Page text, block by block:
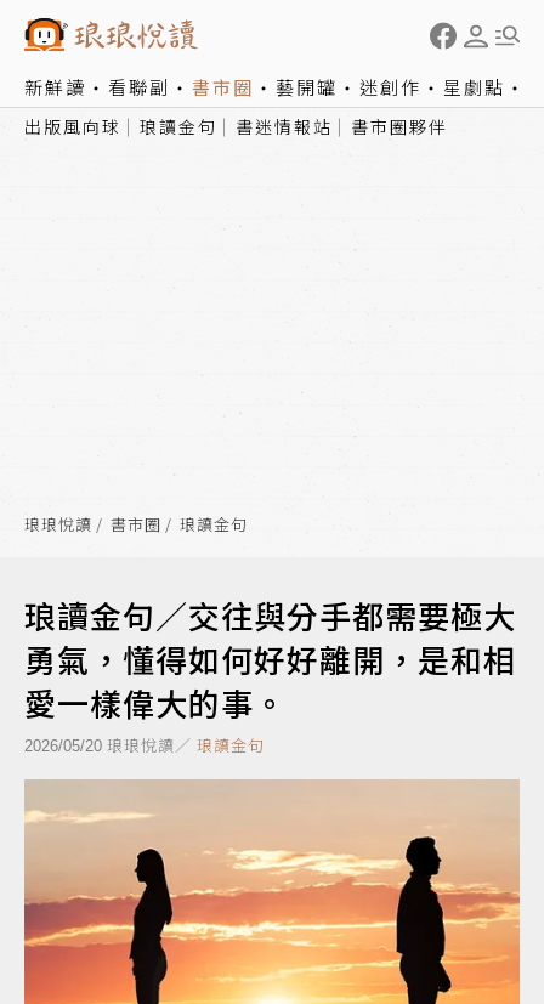
新鮮讀 看聯副 書市圈 藝開罐 迷創作 星劇點
出版風向球 琅讀金句 書迷情報站 書市圈夥伴
琅琅悅讀 書市圈 琅讀金句
琅讀金句／交往與分手都需要極大
勇氣，懂得如何好好離開，是和相
愛一樣偉大的事。
2026/05/20 琅琅悅讀／ 琅讀金句